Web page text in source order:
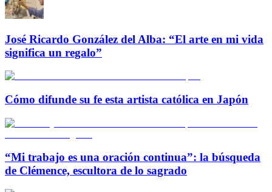
José Ricardo González del Alba: “El arte en mi vida
significa un regalo”
Cómo difunde su fe esta artista católica en Japón
“Mi trabajo es una oración continua”: la búsqueda
de Clémence, escultora de lo sagrado